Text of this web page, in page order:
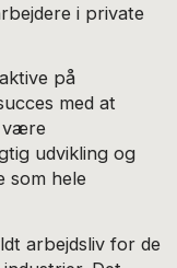
i private
på
med at
være
udvikling og
som hele
arbejdsliv for de